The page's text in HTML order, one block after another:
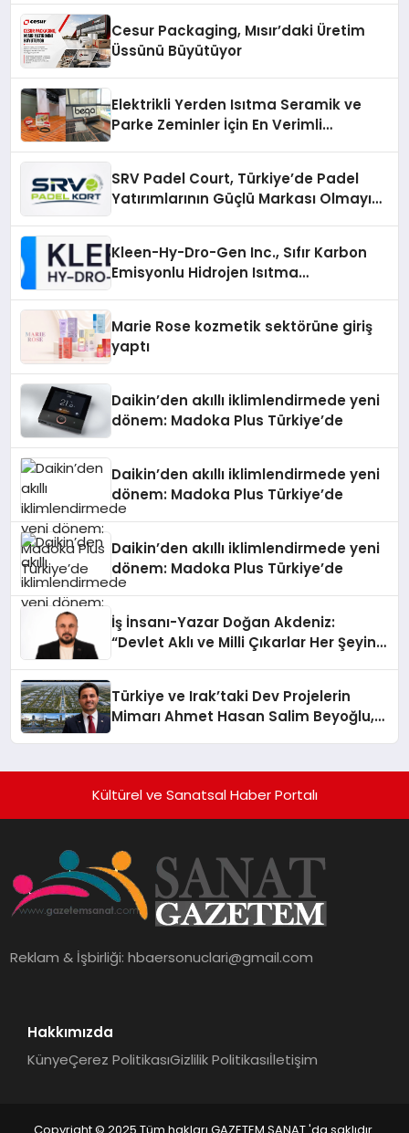
Cesur Packaging, Mısır’daki Üretim
Üssünü Büyütüyor
Elektrikli Yerden Isıtma Seramik ve
Parke Zeminler İçin En Verimli
SRV Padel Court, Türkiye’de Padel
Yatırımlarının Güçlü Markası Olmayı
Kleen-Hy-Dro-Gen Inc., Sıfır Karbon
Emisyonlu Hidrojen Isıtma
Marie Rose kozmetik sektörüne giriş
yaptı
Daikin’den akıllı iklimlendirmede yeni
dönem: Madoka Plus Türkiye’de
Daikin’den akıllı iklimlendirmede yeni
dönem: Madoka Plus Türkiye’de
Daikin’den akıllı iklimlendirmede yeni
dönem: Madoka Plus Türkiye’de
İş İnsanı-Yazar Doğan Akdeniz:
“Devlet Aklı ve Milli Çıkarlar Her Şeyin
Türkiye ve Irak’taki Dev Projelerin
Mimarı Ahmet Hasan Salim Beyoğlu,
Hayata Geçirecek
Kültürel ve Sanatsal Haber Portalı
Reklam & İşbirliği:hbaersonuclari@gmail.com
Hakkımızda
KünyeÇerez PolitikasıGizlilik Politikasıİletişim